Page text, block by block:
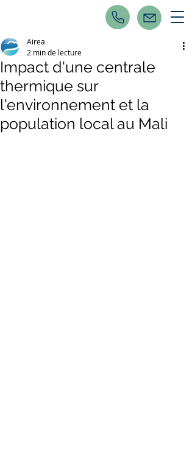
Impact d'une centrale
thermique sur
l'environnement et la
population local au Mali
Airea
2 min de lecture